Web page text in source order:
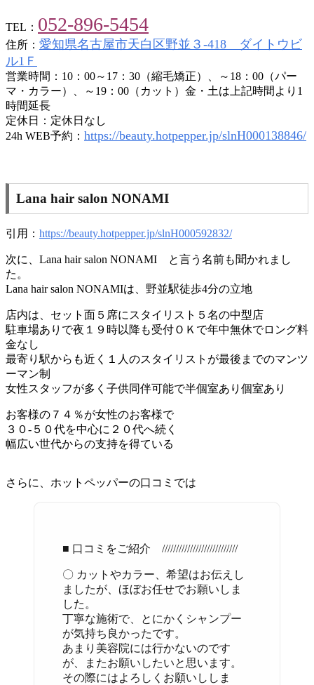
TEL： 052-896-5454
住所： 愛知県名古屋市天白区野並３-418 ダイトウビ
ル1Ｆ
営業時間：10：00～17：30（縮毛矯正）、～18：00（パー
マ・カラー）、～19：00（カット）金・土は上記時間より1
時間延長
定休日：定休日なし
24h WEB予約： https://beauty.hotpepper.jp/slnH000138846/
Lana hair salon NONAMI
引用： https://beauty.hotpepper.jp/slnH000592832/
次に、Lana hair salon NONAMI と言う名前も聞かれまし
た。
Lana hair salon NONAMIは、野並駅徒歩4分の立地
店内は、セット面５席にスタイリスト５名の中型店
駐車場ありで夜１９時以降も受付ＯＫで年中無休でロング料
金なし
最寄り駅からも近く１人のスタイリストが最後までのマンツ
ーマン制
女性スタッフが多く子供同伴可能で半個室あり個室あり
お客様の７４％が女性のお客様で
３０-５０代を中心に２０代へ続く
幅広い世代からの支持を得ている
さらに、ホットペッパーの口コミでは
■ 口コミをご紹介 ///////////////////////////
〇 カットやカラー、希望はお伝えし
ましたが、ほぼお任せでお願いしま
した。
丁寧な施術で、とにかくシャンプー
が気持ち良かったです。
あまり美容院には行かないのです
が、またお願いしたいと思います。
その際にはよろしくお願いししま